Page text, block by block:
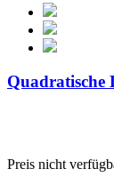
Quadratische
Preis nicht